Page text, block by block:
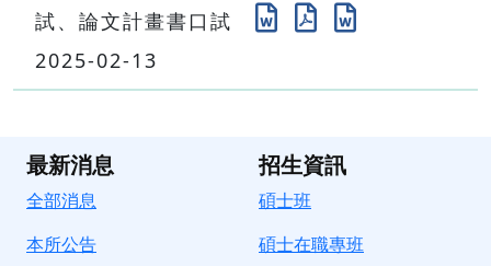
試、論文計畫書口試
2025-02-13
最新消息
全部消息
本所公告
招生資訊
碩士班
碩士在職專班